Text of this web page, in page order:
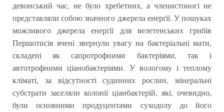
девонський час, не було хребетних, а членистоногі не
представляли собою значного джерела енерґії. У пошуках
можливого джерела енерґії для велетенських грибів
Першотисів вчені звернули увагу на бактеріальні мати,
складені як сапротрофними бактеріями, так і
автотрофними ціанобактеріями. У вологому і теплому
кліматі, за відсутності судинних рослин, мінеральні
субстрати заселяли колонії ціанбактерій, які, очевидно,
були основними продуцентами суходолу до його